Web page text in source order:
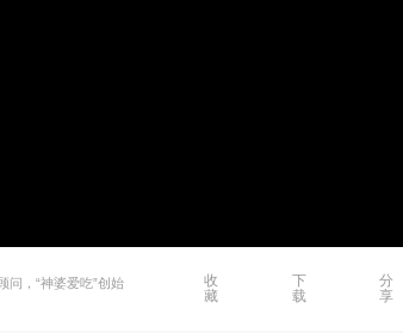
问，“神婆爱吃”创始
收
藏
下
载
分
享